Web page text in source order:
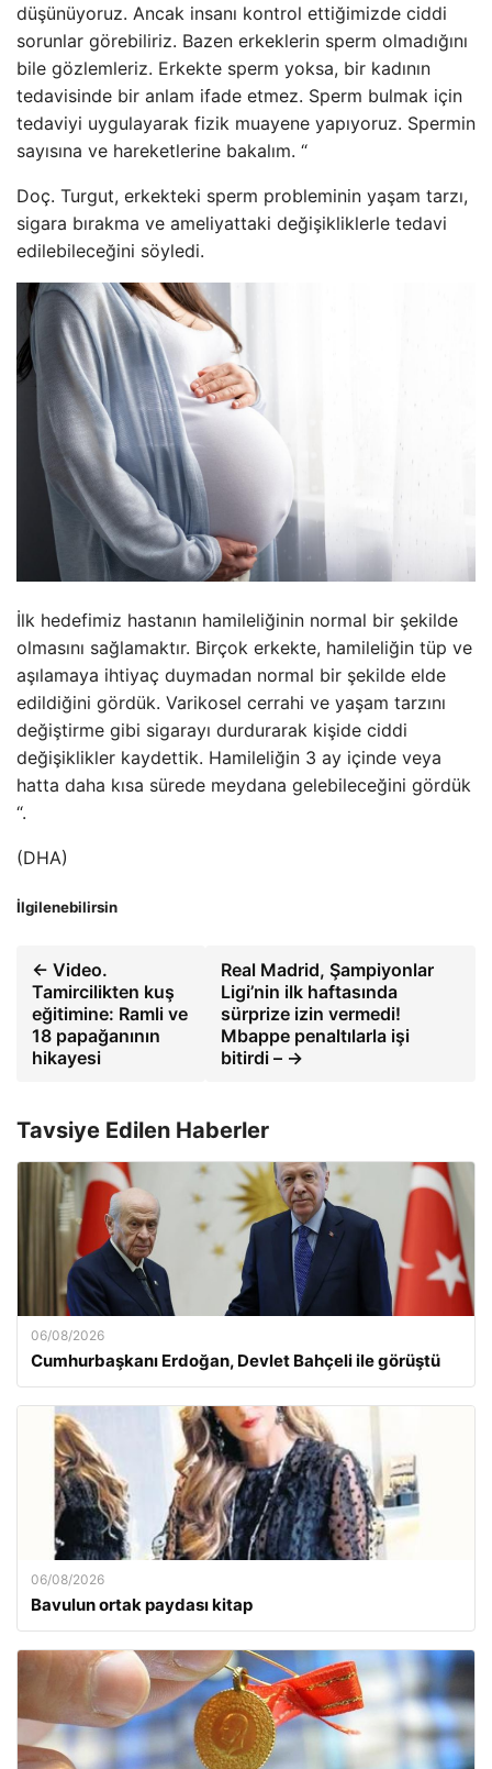
düşünüyoruz. Ancak insanı kontrol ettiğimizde ciddi
sorunlar görebiliriz. Bazen erkeklerin sperm olmadığını
bile gözlemleriz. Erkekte sperm yoksa, bir kadının
tedavisinde bir anlam ifade etmez. Sperm bulmak için
tedaviyi uygulayarak fizik muayene yapıyoruz. Spermin
sayısına ve hareketlerine bakalım. “
Doç. Turgut, erkekteki sperm probleminin yaşam tarzı,
sigara bırakma ve ameliyattaki değişikliklerle tedavi
edilebileceğini söyledi.
İlk hedefimiz hastanın hamileliğinin normal bir şekilde
olmasını sağlamaktır. Birçok erkekte, hamileliğin tüp ve
aşılamaya ihtiyaç duymadan normal bir şekilde elde
edildiğini gördük. Varikosel cerrahi ve yaşam tarzını
değiştirme gibi sigarayı durdurarak kişide ciddi
değişiklikler kaydettik. Hamileliğin 3 ay içinde veya
hatta daha kısa sürede meydana gelebileceğini gördük
“.
(DHA)
İlgilenebilirsin
← Video.
Tamircilikten kuş
eğitimine: Ramli ve
18 papağanının
hikayesi
Real Madrid, Şampiyonlar
Ligi’nin ilk haftasında
sürprize izin vermedi!
Mbappe penaltılarla işi
bitirdi – →
Tavsiye Edilen Haberler
06/08/2026
Cumhurbaşkanı Erdoğan, Devlet Bahçeli ile görüştü
06/08/2026
Bavulun ortak paydası kitap